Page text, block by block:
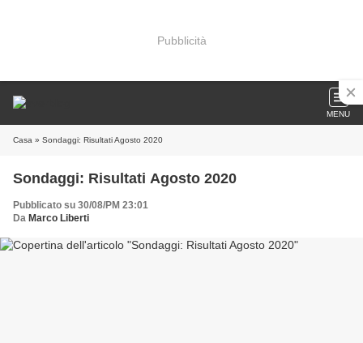
Pubblicità
MENU
Casa » Sondaggi: Risultati Agosto 2020
Sondaggi: Risultati Agosto 2020
Pubblicato su 30/08/PM 23:01
Da Marco Liberti